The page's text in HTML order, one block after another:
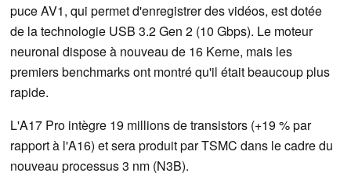
puce AV1, qui permet d'enregistrer des vidéos, est dotée
de la technologie USB 3.2 Gen 2 (10 Gbps). Le moteur
neuronal dispose à nouveau de 16 Kerne, mais les
premiers benchmarks ont montré qu'il était beaucoup plus
rapide.
L'A17 Pro intègre 19 millions de transistors (+19 % par
rapport à l'A16) et sera produit par TSMC dans le cadre du
nouveau processus 3 nm (N3B).